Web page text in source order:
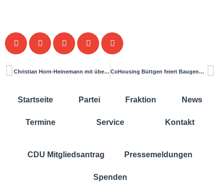
Christian Horn-Heinemann mit überwältigender Mehrheit zum CDU-Bürgermeisterkandidaten für Kaarst gewählt CoHousing Büttgen feiert Baugenehmigung – Einblick in zukunftsweisendes Wohnprojekt
Startseite Partei Fraktion News
Termine Service Kontakt
CDU Mitgliedsantrag Pressemeldungen
Spenden